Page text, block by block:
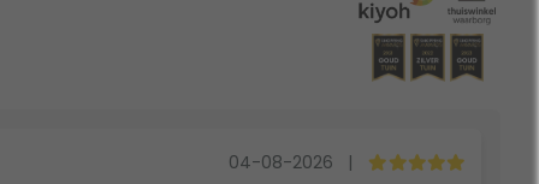
04-08-2026
|